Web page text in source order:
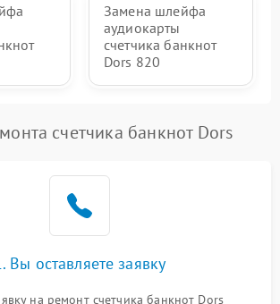
Замена шлейфа
аудиокарты
счетчика банкнот
Dors 820
счетчика банкнот Dors
Вы оставляете заявку
на ремонт счетчика банкнот Dors